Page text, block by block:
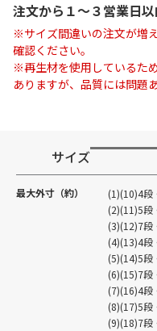
注文から１〜３営業日
※サイズ間違いの注文が増
確認ください。
※再生材を使用しているた
ありますが、品質には問題
サイズ
最大外寸（約）
(1)(10)4
(2)(11)5
(3)(12)7
(4)(13)4
(5)(14)5
(6)(15)7
(7)(16)4
(8)(17)5
(9)(18)7